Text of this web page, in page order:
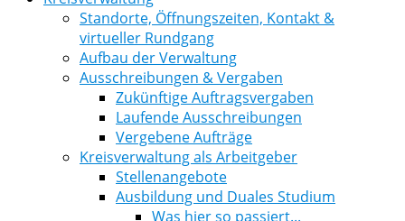
Standorte, Öffnungszeiten, Kontakt &
virtueller Rundgang
Aufbau der Verwaltung
Ausschreibungen & Vergaben
Zukünftige Auftragsvergaben
Laufende Ausschreibungen
Vergebene Aufträge
Kreisverwaltung als Arbeitgeber
Stellenangebote
Ausbildung und Duales Studium
Was hier so passiert...